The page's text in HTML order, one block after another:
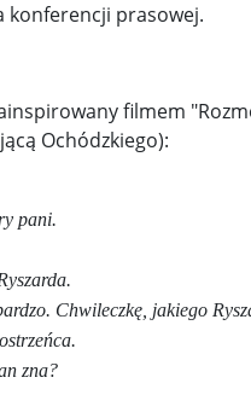
konferencji prasowej.
filmem
Ochódzkiego):
pani.
Chwileczkę, jakiego
zna?